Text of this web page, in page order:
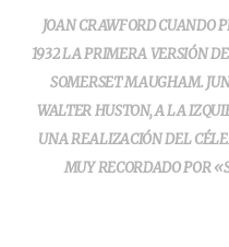
JOAN CRAWFORD CUANDO
1932 LA PRIMERA VERSIÓN
SOMERSET MAUGHAM.
WALTER HUSTON, A LA
UNA REALIZACIÓN DEL
MUY RECORDADO POR